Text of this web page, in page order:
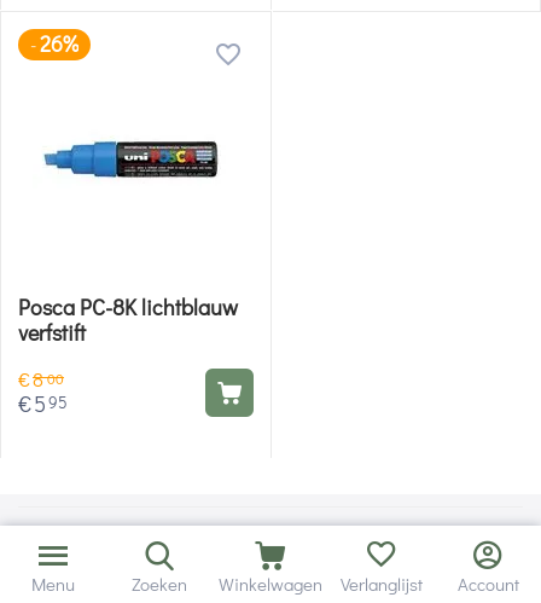
-26%
Posca PC-8K lichtblauw
verfstift
€800
€595
Menu Zoeken Winkelwagen Verlanglijst Account